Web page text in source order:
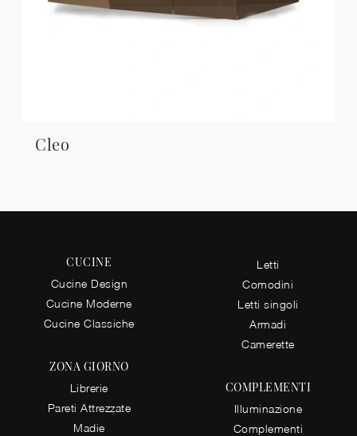
Cleo
CUCINE
Cucine Design
Cucine Moderne
Cucine Classiche
ZONA GIORNO
Librerie
Pareti Attrezzate
Madie
Letti
Comodini
Letti singoli
Armadi
Camerette
COMPLEMENTI
Illuminazione
Complementi